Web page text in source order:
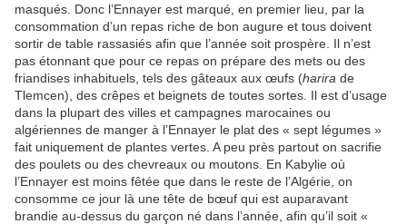
masqués. Donc l’Ennayer est marqué, en premier lieu, par la
consommation d’un repas riche de bon augure et tous doivent
sortir de table rassasiés afin que l’année soit prospère. Il n’est
pas étonnant que pour ce repas on prépare des mets ou des
friandises inhabituels, tels des gâteaux aux œufs (harira de
Tlemcen), des crêpes et beignets de toutes sortes. Il est d’usage
dans la plupart des villes et campagnes marocaines ou
algériennes de manger à l’Ennayer le plat des « sept légumes »
fait uniquement de plantes vertes. A peu près partout on sacrifie
des poulets ou des chevreaux ou moutons. En Kabylie où
l’Ennayer est moins fêtée que dans le reste de l’Algérie, on
consomme ce jour là une tête de bœuf qui est auparavant
brandie au-dessus du garçon né dans l’année, afin qu’il soit «